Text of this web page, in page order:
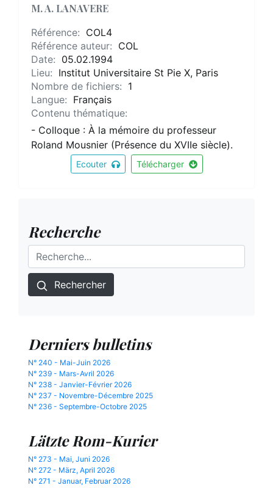
M. A. LANAVERE
Référence: COL4
Référence auteur: COL
Date: 05.02.1994
Lieu: Institut Universitaire St Pie X, Paris
Nombre de fichiers: 1
Langue: Français
Contenu thématique:
- Colloque : À la mémoire du professeur
Roland Mousnier (Présence du XVIIe siècle).
Ecouter Télécharger
Recherche
Rechercher
Derniers bulletins
N° 240 - Mai-Juin 2026
N° 239 - Mars-Avril 2026
N° 238 - Janvier-Février 2026
N° 237 - Novembre-Décembre 2025
N° 236 - Septembre-Octobre 2025
Lätzte Rom-Kurier
N° 273 - Mai, Juni 2026
N° 272 - März, April 2026
N° 271 - Januar, Februar 2026